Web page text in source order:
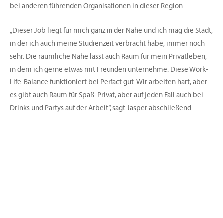
bei anderen führenden Organisationen in dieser Region.
„Dieser Job liegt für mich ganz in der Nähe und ich mag die Stadt,
in der ich auch meine Studienzeit verbracht habe, immer noch
sehr. Die räumliche Nähe lässt auch Raum für mein Privatleben,
in dem ich gerne etwas mit Freunden unternehme. Diese Work-
Life-Balance funktioniert bei Perfact gut. Wir arbeiten hart, aber
es gibt auch Raum für Spaß. Privat, aber auf jeden Fall auch bei
Drinks und Partys auf der Arbeit“, sagt Jasper abschließend.